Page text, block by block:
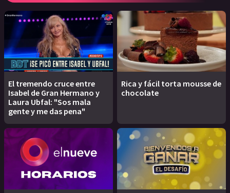
El tremendo cruce entre
Isabel de Gran Hermano y
Laura Ubfal: "Sos mala
gente y me das pena"
Rica y fácil torta mousse de
chocolate